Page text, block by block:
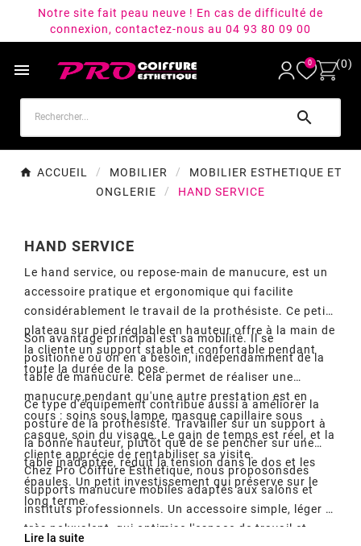
Notre site fait peau neuve ! En cas de difficulté de
connexion, contactez-nous au 04 93 80 09 00
 0 (0)

ACCUEIL MOBILIER
MOBILIER ESTHETIQUE ET
ONGLERIE
HAND SERVICE
HAND SERVICE
Le hand service, ou repose-main de manucure, est un
accessoire pratique et ergonomique qui facilite
considérablement le travail de la prothésiste. Ce petit
plateau sur pied réglable en hauteur offre à la main de
la cliente un support stable et confortable pendant
toute la durée de la pose.
Son avantage principal est sa mobilité. Il se
positionne où on en a besoin, indépendamment de la
table de manucure. Cela permet de réaliser une
manucure pendant qu'une autre prestation est en
cours : soins sous lampe, masque capillaire sous
casque, soin du visage. Le gain de temps est réel, et la
cliente apprécie de rentabiliser sa visite.
Ce type d'équipement contribue aussi à améliorer la
posture de la prothésiste. Travailler sur un support à
la bonne hauteur, plutôt que de se pencher sur une
table inadaptée, réduit la tension dans le dos et les
épaules. Un petit investissement qui préserve sur le
long terme.
Chez Pro Coiffure Esthétique, nous proposonsdes
supports manucure mobiles adaptés aux salons et
instituts professionnels. Un accessoire simple, léger et
très polyvalent, qui optimise l'espace de travail et
Lire la suite